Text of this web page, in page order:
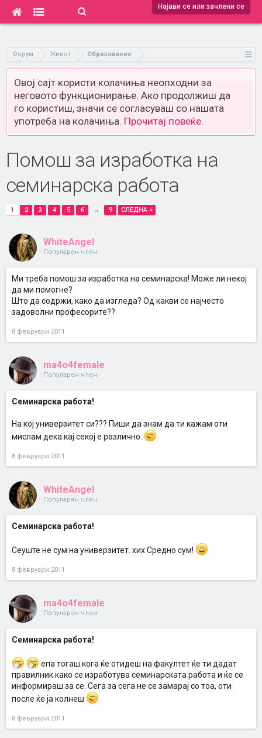
Најави се или зачлени се
Форум Живот Образование
Овој сајт користи колачиња неопходни за
неговото функционирање. Ако продолжиш да
го користиш, значи се согласуваш со нашата
употреба на колачиња. Прочитај повеќе.
Помош за изработка на
семинарска работа
1 2 3 4 5 6 → 9 СЛЕДНА >
WhiteAngel
Популарен член
Ми треба помош за изработка на семинарска! Може ли некој
да ми помогне?
Што да содржи, како да изгледа? Од какви се најчесто
задоволни професорите??
8 февруари 2011
ma4o4female
Популарен член
Семинарска работа!
На кој универзитет си??? Пиши да знам да ти кажам оти
мислам дека кај секој е различно.
8 февруари 2011
WhiteAngel
Популарен член
Семинарска работа!
Сеуште не сум на универзитет. хих Средно сум!
8 февруари 2011
ma4o4female
Популарен член
Семинарска работа!
епа тогаш кога ќе отидеш на факултет ќе ти дадат
правилник како се изработува семинарската работа и ќе се
информираш за се. Сега за сега не се замарај со тоа, оти
после ќе ја колнеш
8 февруари 2011